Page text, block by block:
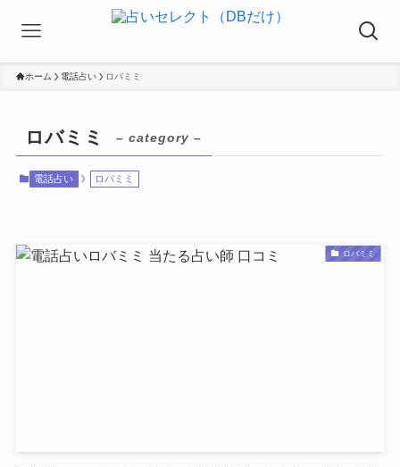
ホーム 電話占い ロバミミ
ロバミミ – category –
電話占い ロバミミ
ロバミミ